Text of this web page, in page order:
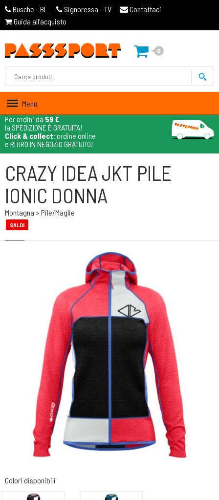
Busche - BL Signoressa - TV
Contattaci
Guida all'acquisto
0
Menu
Per ordini da 59 €
la SPEDIZIONE È GRATUITA!
Click & collect: ordine online
e RITIRO IN NEGOZIO GRATUITO!
CRAZY IDEA JKT PILE
IONIC DONNA
Montagna > Pile/maglie
SALDI
Colori disponibili